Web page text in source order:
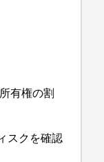
有権の割
スクを確認